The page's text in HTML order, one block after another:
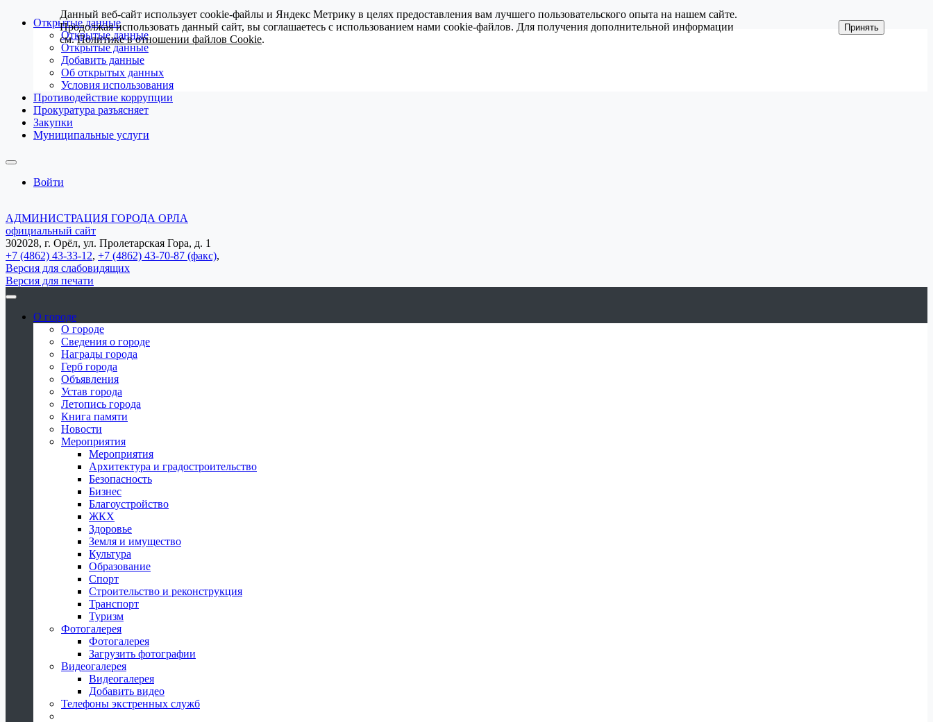
Открытые данные
Открытые данные
Открытые данные
Добавить данные
Об открытых данных
Условия использования
Противодействие коррупции
Прокуратура разъясняет
Закупки
Муниципальные услуги
Войти
АДМИНИСТРАЦИЯ ГОРОДА ОРЛА
официальный сайт
302028, г. Орёл, ул. Пролетарская Гора, д. 1
+7 (4862) 43-33-12, +7 (4862) 43-70-87 (факс),
Версия для слабовидящих
Версия для печати
О городе
О городе
Сведения о городе
Награды города
Герб города
Объявления
Устав города
Летопись города
Книга памяти
Новости
Мероприятия
Мероприятия
Архитектура и градостроительство
Безопасность
Бизнес
Благоустройство
ЖКХ
Здоровье
Земля и имущество
Культура
Образование
Спорт
Строительство и реконструкция
Транспорт
Туризм
Фотогалерея
Фотогалерея
Загрузить фотографии
Видеогалерея
Видеогалерея
Добавить видео
Телефоны экстренных служб
Данный веб-сайт использует cookie-файлы и Яндекс Метрику в целях предоставления вам лучшего пользовательского опыта на нашем сайте.
Продолжая использовать данный сайт, вы соглашаетесь с использованием нами cookie-файлов. Для получения дополнительной информации
см.Политике в отношении файлов Cookie.
Принять